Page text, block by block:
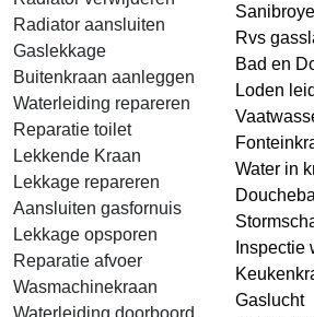
Radiator aansluiten
Gaslekkage
Buitenkraan aanleggen
Waterleiding repareren
Reparatie toilet
Lekkende Kraan
Lekkage repareren
Aansluiten gasfornuis
Lekkage opsporen
Reparatie afvoer
Wasmachinekraan
Waterleiding doorboord
Rvs
Bad en
Loden
Water in
Inspectie
Gaslucht